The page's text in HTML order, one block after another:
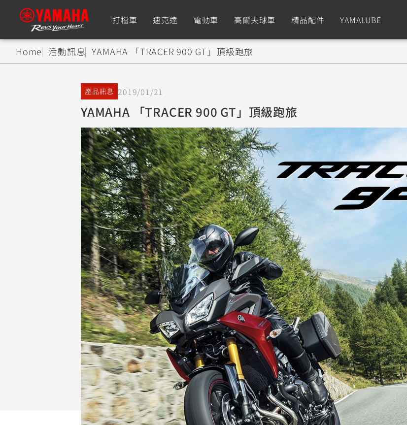
打檔車 速克達 電動車 高爾夫球車 精品配件 YAMALUBE
Super Sport
YZF-R9
550+
YZF-R7
550+
YZF-R3
251~549
YZF-R15
150
MT-09 Y-AMT
550+
MT-07 Y-AMT
550+
MT-07
550+
MT-03
251~549
Premium
TMAX
550+
XMAX
251~549
NMAX
150
AUGUR
150
CYGNUS XR
150
CYGNUS X
125
FORCE 2.0
150
RS NEO
125
Vinoora
追蹤愛車
我的愛車
Home 活動訊息 YAMAHA 「TRACER 900 GT」頂級跑旅
產品訊息 2019/01/21
YAMAHA 「TRACER 900 GT」頂級跑旅